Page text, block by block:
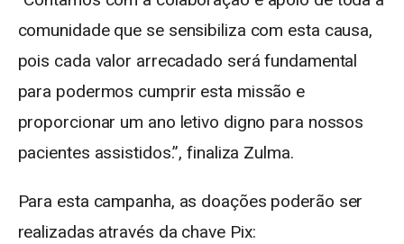
comunidade que se sensibiliza com esta causa,
pois cada valor arrecadado será fundamental
para podermos cumprir esta missão e
proporcionar um ano letivo digno para nossos
pacientes assistidos.”, finaliza Zulma.
Para esta campanha, as doações poderão ser
realizadas através da chave Pix: